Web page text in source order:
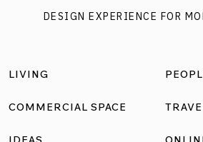
DESIGN EXPERIENCE FOR
LIVING
COMMERCIAL SPACE